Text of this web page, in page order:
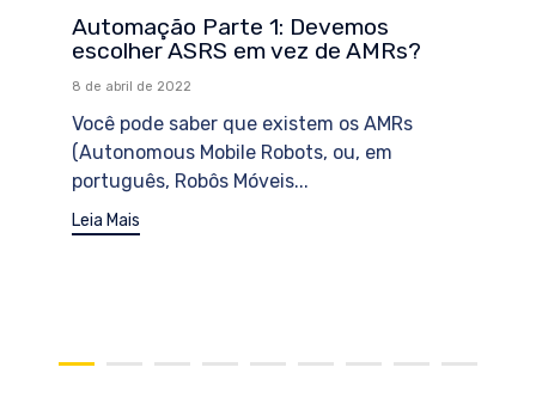
Automação Parte 1: Devemos
escolher ASRS em vez de AMRs?
8 de abril de 2022
Você pode saber que existem os AMRs
(Autonomous Mobile Robots, ou, em
português, Robôs Móveis...
Leia Mais